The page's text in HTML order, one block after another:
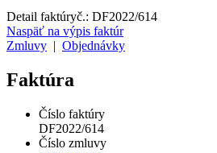
Detail faktúryč.: DF2022/614
Naspäť na výpis faktúr
Zmluvy
Objednávky
Faktúra
Číslo faktúry
DF2022/614
Číslo zmluvy